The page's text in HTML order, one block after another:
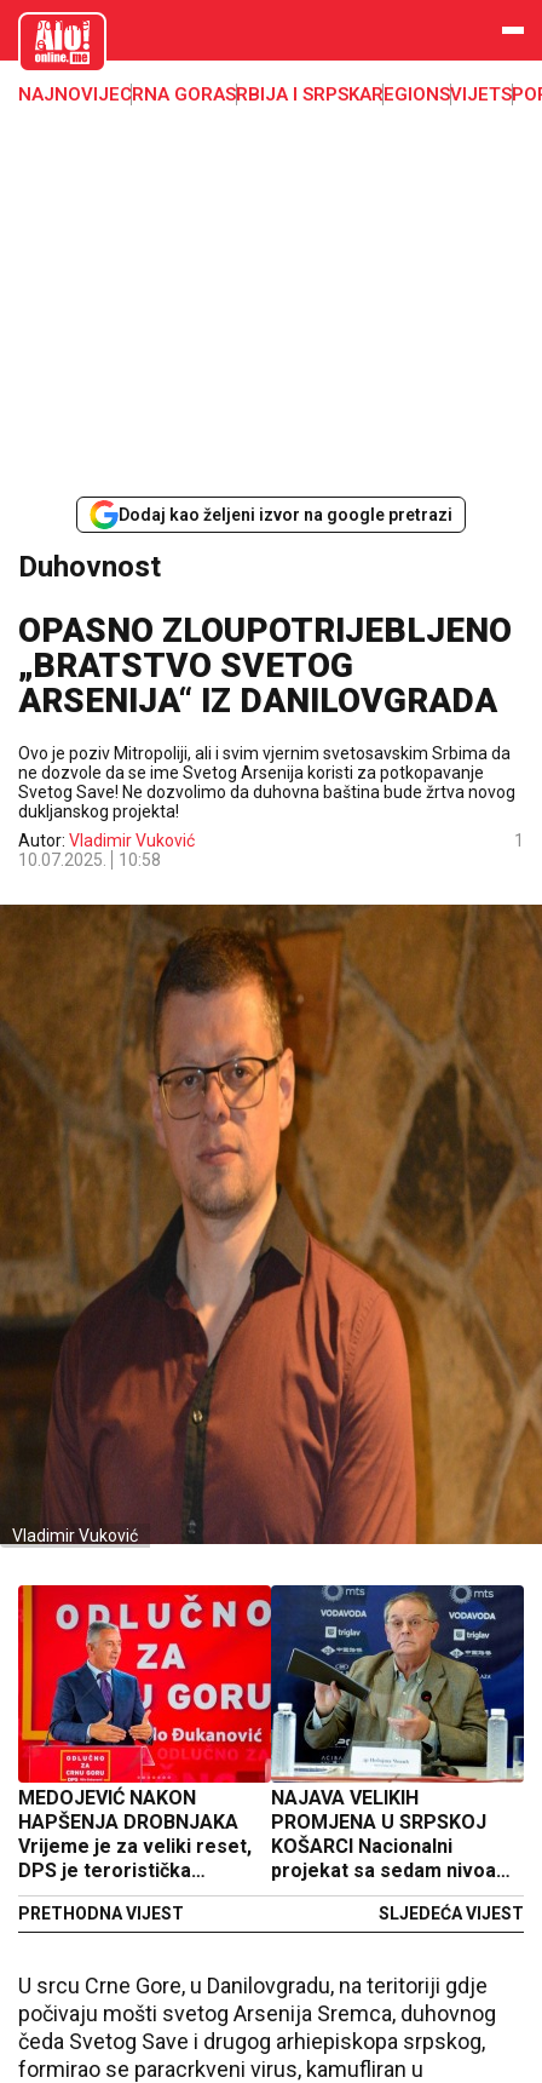
aloonline.
me
NAJNOVIJECRNA GORASRBIJA I SRPSKAREGIONSVIJET
Dodaj kao željeni izvor na google pretrazi
Duhovnost
OPASNO ZLOUPOTRIJEBLJENO
„BRATSTVO SVETOG
ARSENIJA“ IZ DANILOVGRADA
Ovo je poziv Mitropoliji, ali i svim vjernim svetosavskim Srbima da
ne dozvole da se ime Svetog Arsenija koristi za potkopavanje
Svetog Save! Ne dozvolimo da duhovna baština bude žrtva novog
dukljanskog projekta!
Autor: Vladimir Vuković
10.07.2025.
10:58
1
Vladimir Vuković
MEDOJEVIĆ NAKON
HAPŠENJA DROBNJAKA
Vrijeme je za veliki reset,
DPS je teroristička
organizacija
PRETHODNA VIJEST
NAJAVA VELIKIH
PROMJENA U SRPSKOJ
KOŠARCI Nacionalni
projekat sa sedam nivoa
takmičenja i novom
Profesionalnom ligom
SLJEDEĆA VIJEST
U srcu Crne Gore, u Danilovgradu, na teritoriji gdje
počivaju mošti svetog Arsenija Sremca, duhovnog
čeda Svetog Save i drugog arhiepiskopa srpskog,
formirao se paracrkveni virus, kamufliran u